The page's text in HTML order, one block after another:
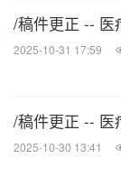
获奖列表
/稿件更正 -- 医
2025-10-31 17:59
/稿件更正 -- 医
2025-10-30 13:41